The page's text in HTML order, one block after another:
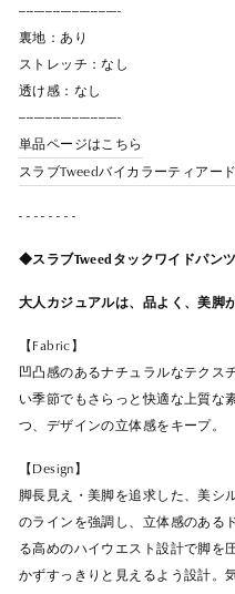
---------------------------
裏地：あり
ストレッチ：なし
透け感：なし
---------------------------
単品ページはこちら
スラブTweedバイカラーティアー
- - - - - - - -
◆スラブTweedタックワイドパンツ
大人カジュアルは、品よく、美脚
【Fabric】
凹凸感のあるナチュラルなテクス
い季節でもさらっと快適な上質な
つ、デザインの立体感をキープ。
【Design】
脚長見え・美脚を追求した、美シ
のラインを強調し、立体感のある
る高めのハイウエスト設計で脚を
かずすっきりと見えるよう設計。